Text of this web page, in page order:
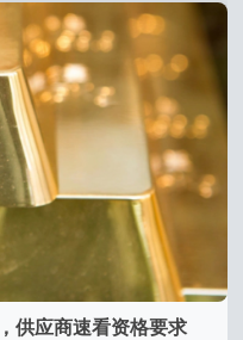
供应商速看资格要求